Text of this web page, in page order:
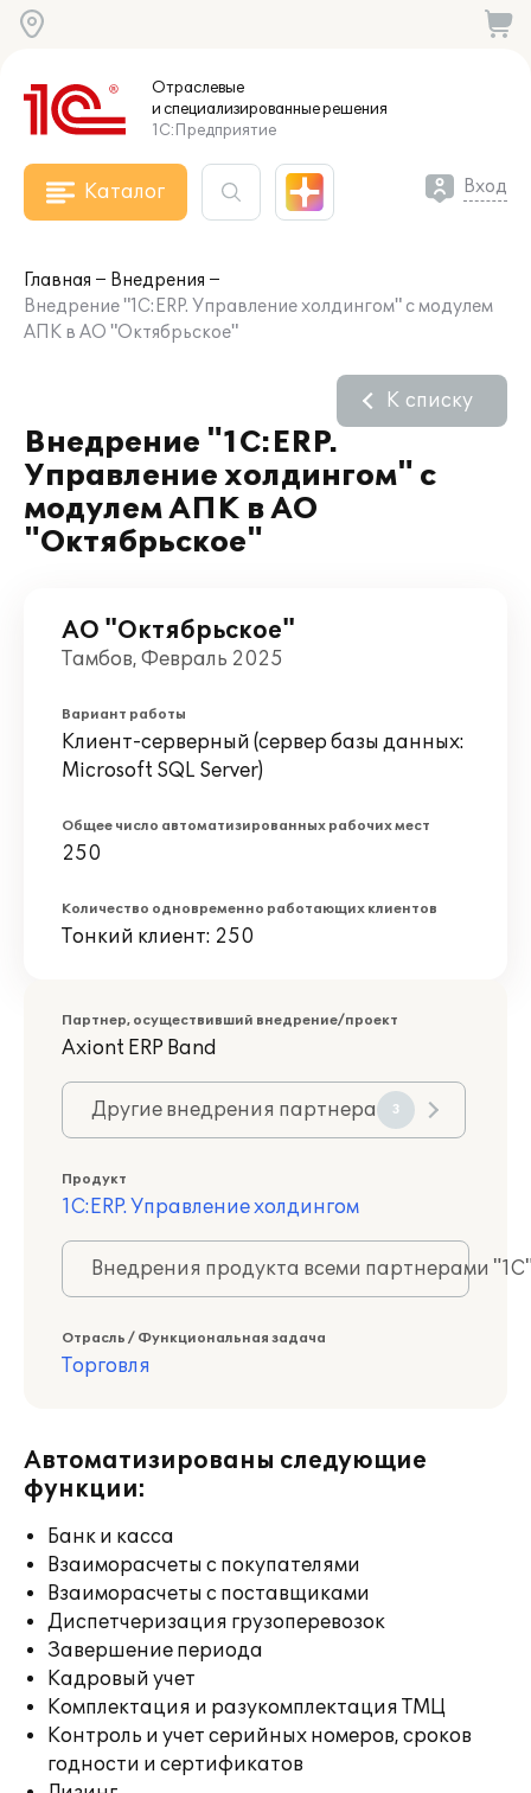
Отраслевые
и специализированныерешения
1С:Предприятие
Каталог Вход
Главная
Внедрения
Внедрение "1С:ERP. Управление холдингом" с модулем
АПК в АО "Октябрьское"
Внедрение "1С:ERP.
Управление холдингом" с
модулем АПК в АО
"Октябрьское"
К списку
АО "Октябрьское"
Тамбов, Февраль 2025
Вариант работы
Клиент-серверный (сервер базы данных:
Microsoft SQL Server)
Общее число автоматизированных рабочих мест
250
Количество одновременно работающих клиентов
Тонкий клиент: 250
Партнер, осуществивший внедрение/проект
Axiont ERP Band
Другие внедрения партнера 3
Продукт
1С:ERP. Управление холдингом
Внедрения продукта всеми партнерами
Отрасль / Функциональная задача
Торговля
Автоматизированы следующие
функции:
Банк и касса
Взаиморасчеты с покупателями
Взаиморасчеты с поставщиками
Диспетчеризация грузоперевозок
Завершение периода
Кадровый учет
Комплектация и разукомплектация ТМЦ
Контроль и учет серийных номеров, сроков
годности и сертификатов